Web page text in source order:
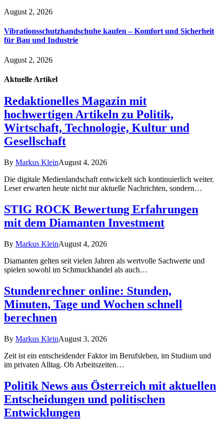
August 2, 2026
Vibrationsschutzhandschuhe kaufen – Komfort und Sicherheit
für Bau und Industrie
August 2, 2026
Aktuelle Artikel
Redaktionelles Magazin mit
hochwertigen Artikeln zu Politik,
Wirtschaft, Technologie, Kultur und
Gesellschaft
By Markus KleinAugust 4, 2026
Die digitale Medienlandschaft entwickelt sich kontinuierlich weiter.
Leser erwarten heute nicht nur aktuelle Nachrichten, sondern…
STIG ROCK Bewertung Erfahrungen
mit dem Diamanten Investment
By Markus KleinAugust 4, 2026
Diamanten gelten seit vielen Jahren als wertvolle Sachwerte und
spielen sowohl im Schmuckhandel als auch…
Stundenrechner online: Stunden,
Minuten, Tage und Wochen schnell
berechnen
By Markus KleinAugust 3, 2026
Zeit ist ein entscheidender Faktor im Berufsleben, im Studium und
im privaten Alltag. Ob Arbeitszeiten…
Politik News aus Österreich mit aktuellen
Entscheidungen und politischen
Entwicklungen